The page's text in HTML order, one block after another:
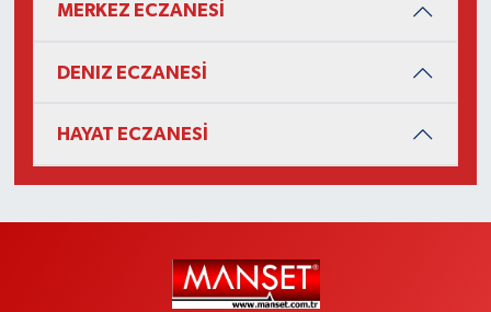
MERKEZ ECZANESİ
DENIZ ECZANESİ
HAYAT ECZANESİ